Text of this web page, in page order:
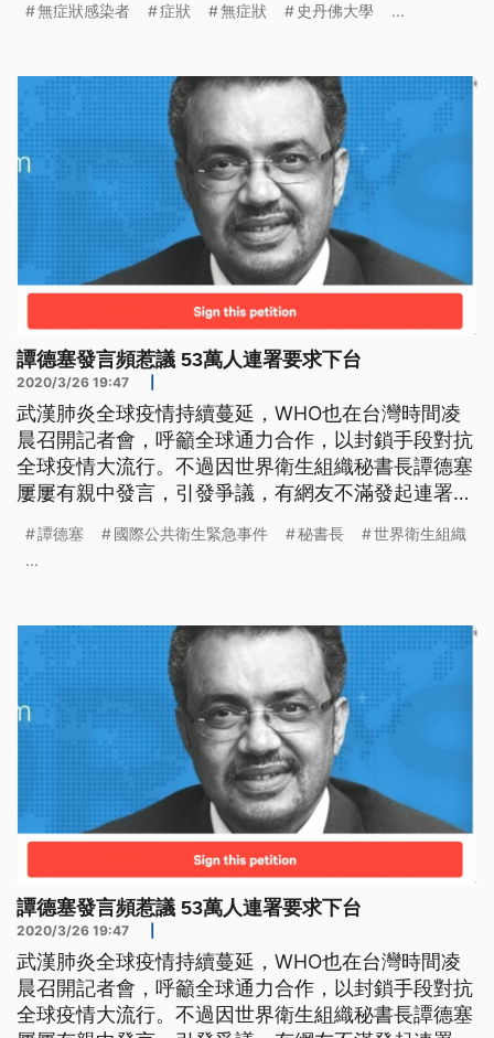
系教授辛格與耶魯大學公衛系教授蓋維尼，共同發表
53.6%的新冠病毒傳染都是來自無症狀感染者，48%
到47%來自潛伏期感染者，
無症狀感染者 症狀 無症狀 史丹佛大學 ...
譚德塞發言頻惹議 53萬人連署要求下台
2020/3/26 19:47
武漢肺炎全球疫情持續蔓延，WHO也在台灣時間凌
晨召開記者會，呼籲全球通力合作，以封鎖手段對抗
全球疫情大流行。不過因世界衛生組織秘書長譚德塞
屢屢有親中發言，引發爭議，有網友不滿發起連署要
炎疫情蔓延全球，世界衛生組織秘書長譚德塞在台灣
時間26號凌晨召開國際記者會，坦承這波病毒非常危
書長譚德塞說：「我們需要所有
譚德塞 國際公共衛生緊急事件 秘書長
世界衛生組織
...
譚德塞發言頻惹議 53萬人連署要求下台
2020/3/26 19:47
武漢肺炎全球疫情持續蔓延，WHO也在台灣時間凌
晨召開記者會，呼籲全球通力合作，以封鎖手段對抗
全球疫情大流行。不過因世界衛生組織秘書長譚德塞